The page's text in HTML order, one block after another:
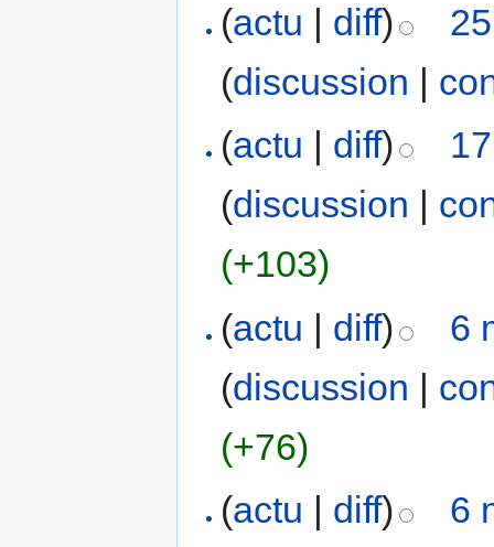
(actu | diff)
(discussion |
(actu diff)
(discussion
(+103)
(actu | diff)
6
(discussion |
(+76)
(actu | diff)
6